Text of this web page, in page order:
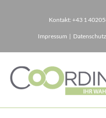
springen
Kontakt: +43 1
Impressum | Datenschutz